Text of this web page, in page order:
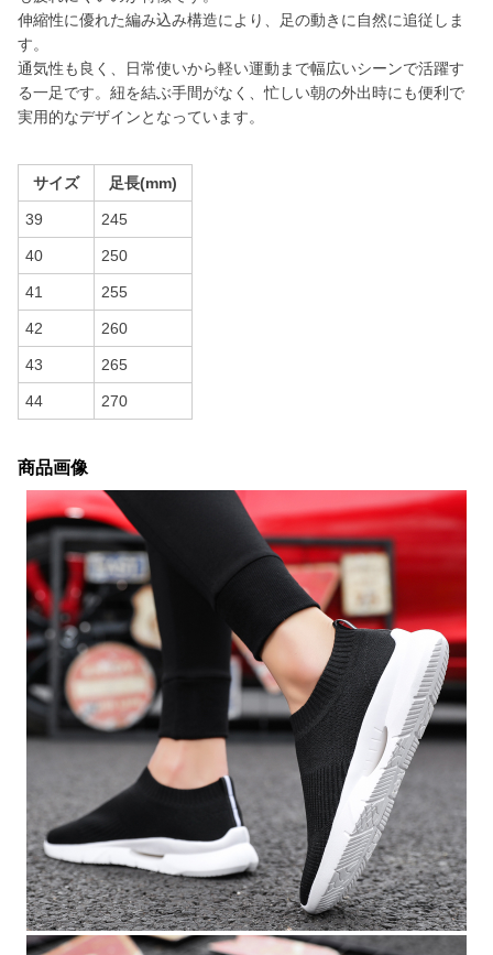
伸縮性に優れた編み込み構造により、足の動きに自然に追従しま
す。
通気性も良く、日常使いから軽い運動まで幅広いシーンで活躍す
る一足です。紐を結ぶ手間がなく、忙しい朝の外出時にも便利で
実用的なデザインとなっています。
サイズ 足長(mm)
39 245
40 250
41 255
42 260
43 265
44 270
商品画像